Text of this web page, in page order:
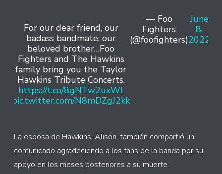
For our dear friend, our
badass bandmate, our
beloved brother…Foo
Fighters and The Hawkins
family bring you the Taylor
Hawkins Tribute Concerts.
https://t.co/8gNTw2uxWl
pic.twitter.com/N8mDZgJ2kk
— Foo
Fighters
(@foofighters)
June
8,
2022
La esposa de Hawkins, Alison, también compartió un
comunicado agradeciendo a los fans de la banda por su
apoyo en los meses posteriores a su muerte.